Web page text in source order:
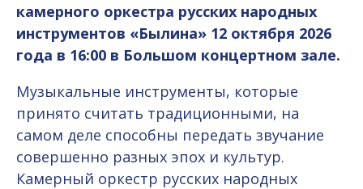
камерного оркестра русских народных
инструментов «Былина» 12 октября 2026
года в 16:00 в Большом концертном зале.
Музыкальные инструменты, которые
принято считать традиционными, на
самом деле способны передать звучание
совершенно разных эпох и культур.
Камерный оркестр русских народных